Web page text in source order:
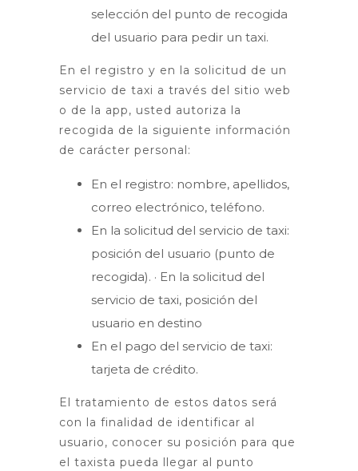
selección del punto de recogida
del usuario para pedir un taxi.
En el registro y en la solicitud de un
servicio de taxi a través del sitio web
o de la app, usted autoriza la
recogida de la siguiente información
de carácter personal:
En el registro: nombre, apellidos,
correo electrónico, teléfono.
En la solicitud del servicio de taxi:
posición del usuario (punto de
recogida). · En la solicitud del
servicio de taxi, posición del
usuario en destino
En el pago del servicio de taxi:
tarjeta de crédito.
El tratamiento de estos datos será
con la finalidad de identificar al
usuario, conocer su posición para que
el taxista pueda llegar al punto